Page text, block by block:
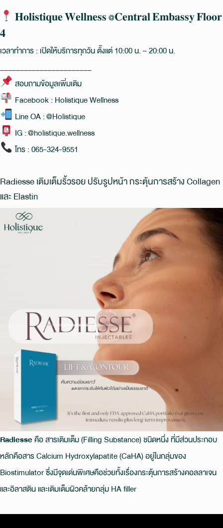
𝐇𝐨𝐥𝐢𝐬𝐭𝐢𝐪𝐮𝐞 𝐖𝐞𝐥𝐥𝐧𝐞𝐬𝐬 @𝐂𝐞𝐧𝐭𝐫𝐚𝐥 𝐄𝐦𝐛𝐚𝐬𝐬𝐲 𝐅𝐥𝐨𝐨𝐫
𝟒
เวลาทำการ : เปิดให้บริการทุกวัน ตั้งแต่ 10:00 น. – 20:00 น.
_______________________
สอบถามข้อมูลเพิ่มเติม
Facebook : Holistique Wellness
Line OA :@Holistique
IG :@holistique.wellness
โทร : 065-324-9551
Radiesse เติมเต็มริ้วรอย ปรับรูปหน้า กระตุ้นการสร้าง Collagen
และ Elastin
Radiesseคือ สารเติมเต็ม (Filling Substance) ชนิดหนึ่ง ที่มีส่วนประกอบ
หลักคือสาร Calcium Hydroxylapatite (CaHA) อยู่ในกลุ่มของ
Biostimulator ซึ่งมีจุดเด่นพิเศษคือช่วยทั้งเรื่องกระตุ้นการสร้างคอลลาเจน
และอิลาสติน และเติมเต็มผิวคล้ายกลุ่ม HA filler